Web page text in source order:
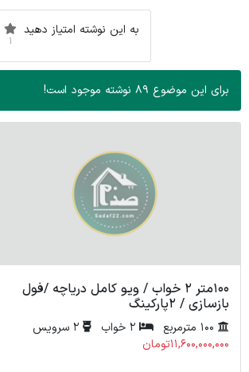
به این نوشته امتیاز دهید
1
برای این موضوع 89 نوشته موجود است!
100متر 2 خواب / ویو کامل دریاچه /فول
بازسازی / 2پارکینگ
2 خواب
2 سرویس
11,600,000,000تومان